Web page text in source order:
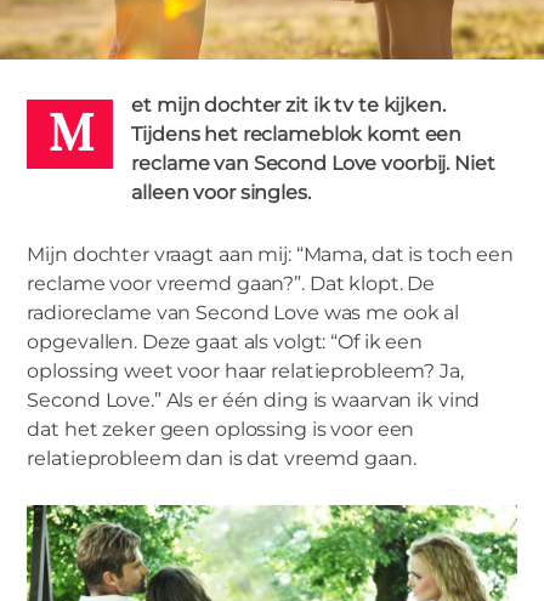
ASTRID 29 MEI 2017
NIEUWE LIEFDE
Of ik een oplossing weet voor haar
relatieprobleem?
M
et mijn dochter zit ik tv te kijken.
Tijdens het reclameblok komt een
reclame van Second Love voorbij. Niet
alleen voor singles.
Mijn dochter vraagt aan mij: “Mama, dat is toch een
reclame voor vreemd gaan?”. Dat klopt. De
radioreclame van Second Love was me ook al
opgevallen. Deze gaat als volgt: “Of ik een
oplossing weet voor haar relatieprobleem? Ja,
Second Love.” Als er één ding is waarvan ik vind
dat het zeker geen oplossing is voor een
relatieprobleem dan is dat vreemd gaan.